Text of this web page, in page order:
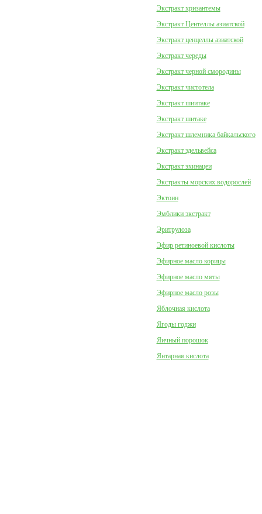
Экстракт хризантемы
Экстракт Центеллы азиатской
Экстракт ценцеллы азиатской
Экстракт череды
Экстракт черной смородины
Экстракт чистотела
Экстракт шиитаке
Экстракт шитаке
Экстракт шлемника байкальского
Экстракт эдельвейса
Экстракт эхинацеи
Экстракты морских водорослей
Эктоин
Эмблики экстракт
Эритрулоза
Эфир ретиноевой кислоты
Эфирное масло корицы
Эфирное масло мяты
Эфирное масло розы
Яблочная кислота
Ягоды годжи
Яичный порошок
Янтарная кислота